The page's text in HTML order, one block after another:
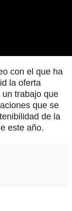
con el que ha
la oferta
trabajo que
que se
de la
este año.